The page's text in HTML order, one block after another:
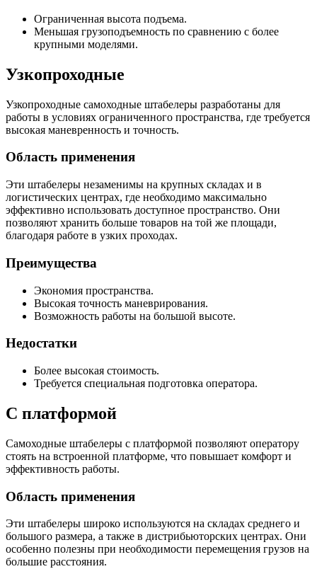
Ограниченная высота подъема.
Меньшая грузоподъемность по сравнению с более
крупными моделями.
Узкопроходные
Узкопроходные самоходные штабелеры разработаны для
работы в условиях ограниченного пространства, где требуется
высокая маневренность и точность.
Область применения
Эти штабелеры незаменимы на крупных складах и в
логистических центрах, где необходимо максимально
эффективно использовать доступное пространство. Они
позволяют хранить больше товаров на той же площади,
благодаря работе в узких проходах.
Преимущества
Экономия пространства.
Высокая точность маневрирования.
Возможность работы на большой высоте.
Недостатки
Более высокая стоимость.
Требуется специальная подготовка оператора.
С платформой
Самоходные штабелеры с платформой позволяют оператору
стоять на встроенной платформе, что повышает комфорт и
эффективность работы.
Область применения
Эти штабелеры широко используются на складах среднего и
большого размера, а также в дистрибьюторских центрах. Они
особенно полезны при необходимости перемещения грузов на
большие расстояния.